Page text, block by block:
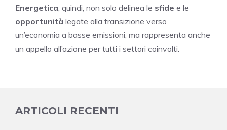
Energetica, quindi, non solo delinea le sfide e le
opportunità legate alla transizione verso
un’economia a basse emissioni, ma rappresenta anche
un appello all’azione per tutti i settori coinvolti.
ARTICOLI RECENTI